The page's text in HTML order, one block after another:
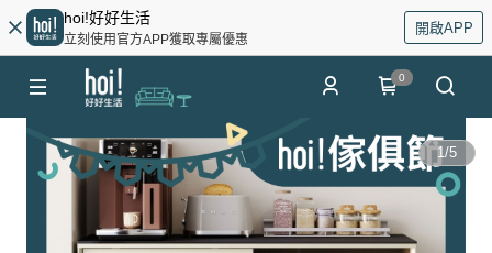
hoi!好好生活
立刻使用官方APP獲取專屬優惠
開啟APP
0
1/5